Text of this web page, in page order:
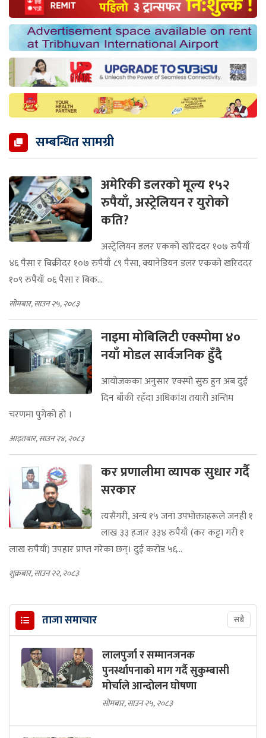
सम्बन्धित सामग्री
अमेरिकी डलरको मूल्य १५२
रुपैयाँ, अस्ट्रेलियन र युरोको
कति?
अस्ट्रेलियन डलर एकको खरिददर १०७ रुपैयाँ
४६ पैसा र बिक्रीदर १०७ रुपैयाँ ८९ पैसा, क्यानेडियन डलर एकको खरिददर
१०९ रुपैयाँ ०६ पैसा र बिक...
सोमबार, साउन २५, २०८३
नाइमा मोबिलिटी एक्स्पोमा ४०
नयाँ मोडल सार्वजनिक हुँदै
आयोजकका अनुसार एक्स्पो सुरु हुन अब दुई
दिन बाँकी रहँदा अधिकांश तयारी अन्तिम
चरणमा पुगेको हो ।
आइतबार, साउन २४, २०८३
कर प्रणालीमा व्यापक सुधार गर्दै
सरकार
त्यसैगरी, अन्य १५ जना उपभोक्ताहरूले जनही १
लाख ३३ हजार ३३४ रुपैयाँ (कर कट्टा गरी १
लाख रुपैयाँ) उपहार प्राप्त गरेका छन्। दुई करोड ५६...
शुक्रबार, साउन २२, २०८३
ताजा समाचार सबै
लालपुर्जा र सम्मानजनक
पुनर्स्थापनाको माग गर्दै सुकुम्बासी
मोर्चाले आन्दोलन घोषणा
सोमबार, साउन २५, २०८३